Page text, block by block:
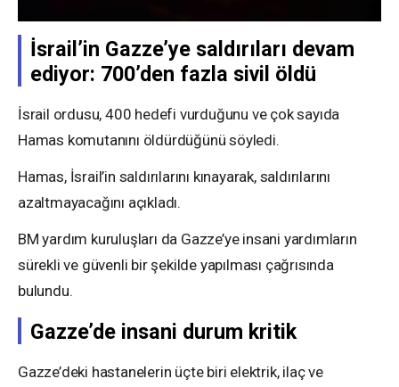
İsrail’in Gazze’ye saldırıları devam
ediyor: 700’den fazla sivil öldü
İsrail ordusu, 400 hedefi vurduğunu ve çok sayıda
Hamas komutanını öldürdüğünü söyledi.
Hamas, İsrail’in saldırılarını kınayarak, saldırılarını
azaltmayacağını açıkladı.
BM yardım kuruluşları da Gazze’ye insani yardımların
sürekli ve güvenli bir şekilde yapılması çağrısında
bulundu.
Gazze’de insani durum kritik
Gazze’deki hastanelerin üçte biri elektrik, ilaç ve